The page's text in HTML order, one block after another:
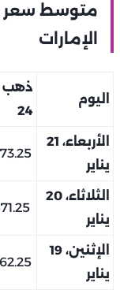
متوسط سعر
الإمارات
اليوم
ذهب
24
الأربعاء، 21
يناير
الثلاثاء، 20
يناير
الإثنين، 19
يناير